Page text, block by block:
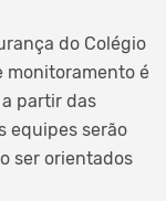
do Colégio
monitoramento é
partir das
equipes serão
ser orientados